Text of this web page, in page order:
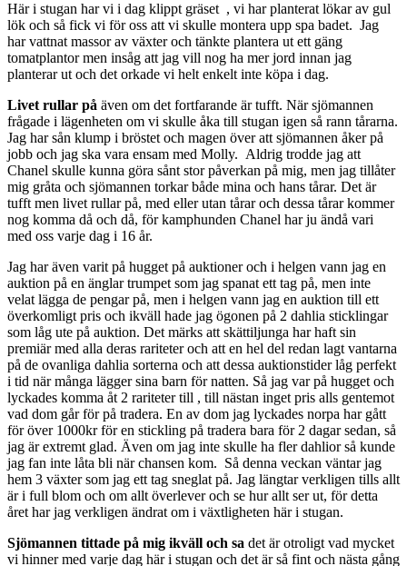
Här i stugan har vi i dag klippt gräset , vi har planterat lökar av gul
lök och så fick vi för oss att vi skulle montera upp spa badet. Jag
har vattnat massor av växter och tänkte plantera ut ett gäng
tomatplantor men insåg att jag vill nog ha mer jord innan jag
planterar ut och det orkade vi helt enkelt inte köpa i dag.
Livet rullar på även om det fortfarande är tufft. När sjömannen
frågade i lägenheten om vi skulle åka till stugan igen så rann tårarna.
Jag har sån klump i bröstet och magen över att sjömannen åker på
jobb och jag ska vara ensam med Molly. Aldrig trodde jag att
Chanel skulle kunna göra sånt stor påverkan på mig, men jag tillåter
mig gråta och sjömannen torkar både mina och hans tårar. Det är
tufft men livet rullar på, med eller utan tårar och dessa tårar kommer
nog komma då och då, för kamphunden Chanel har ju ändå vari
med oss varje dag i 16 år.
Jag har även varit på hugget på auktioner och i helgen vann jag en
auktion på en änglar trumpet som jag spanat ett tag på, men inte
velat lägga de pengar på, men i helgen vann jag en auktion till ett
överkomligt pris och ikväll hade jag ögonen på 2 dahlia sticklingar
som låg ute på auktion. Det märks att skättiljunga har haft sin
premiär med alla deras rariteter och att en hel del redan lagt vantarna
på de ovanliga dahlia sorterna och att dessa auktionstider låg perfekt
i tid när många lägger sina barn för natten. Så jag var på hugget och
lyckades komma åt 2 rariteter till , till nästan inget pris alls gentemot
vad dom går för på tradera. En av dom jag lyckades norpa har gått
för över 1000kr för en stickling på tradera bara för 2 dagar sedan, så
jag är extremt glad. Även om jag inte skulle ha fler dahlior så kunde
jag fan inte låta bli när chansen kom. Så denna veckan väntar jag
hem 3 växter som jag ett tag sneglat på. Jag längtar verkligen tills allt
är i full blom och om allt överlever och se hur allt ser ut, för detta
året har jag verkligen ändrat om i växtligheten här i stugan.
Sjömannen tittade på mig ikväll och sa det är otroligt vad mycket
vi hinner med varje dag här i stugan och det är så fint och nästa gång